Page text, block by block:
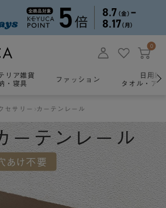
0
リア雑貨
・寝具
ファッション
日用雑
タオル・ア
セサリー カーテンレール